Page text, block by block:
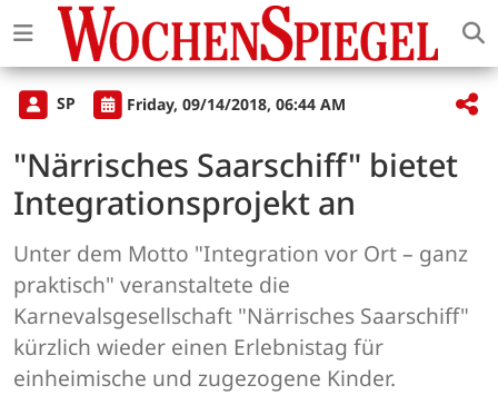
SP Friday, 09/14/2018, 06:44 AM
"Närrisches Saarschiff" bietet
Integrationsprojekt an
Unter dem Motto "Integration vor Ort – ganz
praktisch" veranstaltete die
Karnevalsgesellschaft "Närrisches Saarschiff"
kürzlich wieder einen Erlebnistag für
einheimische und zugezogene Kinder.